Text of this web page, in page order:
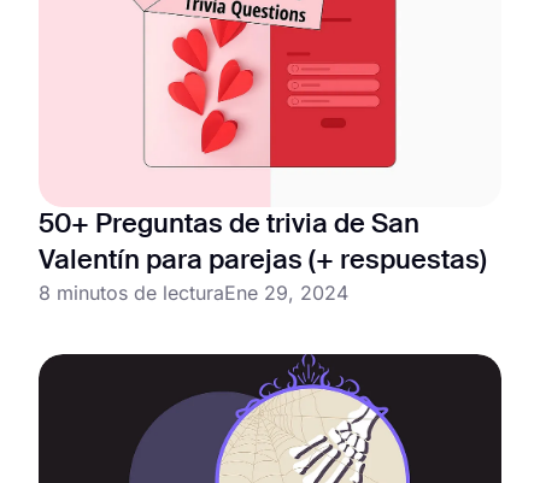
50+ Preguntas de trivia de San
Valentín para parejas (+ respuestas)
8 minutos de lecturaEne 29, 2024